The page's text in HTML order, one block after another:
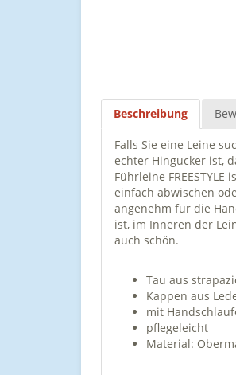
Beschreibung
Falls Sie eine Leine
echter Hingucker ist,
Führleine
einfach abwischen
angenehm für die
ist, im Inneren der
auch schön.
Tau aus
Kappen aus
mit
pflegeleicht
Material: